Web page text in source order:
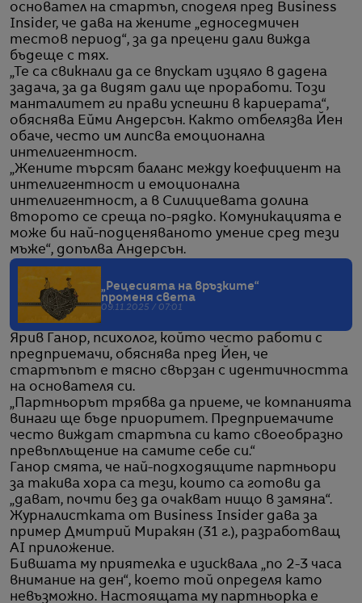
основател на стартъп, споделя пред Business
Insider, че дава на жените „едноседмичен
тестов период“, за да прецени дали вижда
бъдеще с тях.
„Те са свикнали да се впускат изцяло в дадена
задача, за да видят дали ще проработи. Този
манталитет ги прави успешни в кариерата“,
обяснява Ейми Андерсън. Както отбелязва Йен
обаче, често им липсва емоционална
интелигентност.
„Жените търсят баланс между коефициент на
интелигентност и емоционална
интелигентност, а в Силициевата долина
второто се среща по-рядко. Комуникацията е
може би най-подценяваното умение сред тези
мъже“, допълва Андерсън.
„Рецесията на връзките“
променя света
09.11.2025 / 07:01
Ярив Ганор, психолог, който често работи с
предприемачи, обяснява пред Йен, че
стартъпът е тясно свързан с идентичността
на основателя си.
„Партньорът трябва да приеме, че компанията
винаги ще бъде приоритет. Предприемачите
често виждат стартъпа си като своеобразно
превъплъщение на самите себе си.“
Ганор смята, че най-подходящите партньори
за такива хора са тези, които са готови да
„дават, почти без да очакват нищо в замяна“.
Журналистката от Business Insider дава за
пример Дмитрий Миракян (31 г.), разработващ
AI приложение.
Бившата му приятелка е изисквала „по 2-3 часа
внимание на ден“, което той определя като
невъзможно. Настоящата му партньорка е